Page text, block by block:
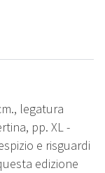
legatura
pp. XL -
e risguardi
edizione